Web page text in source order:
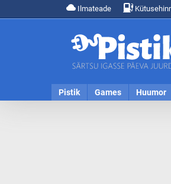
Ilmateade
Pistik Games Huumor